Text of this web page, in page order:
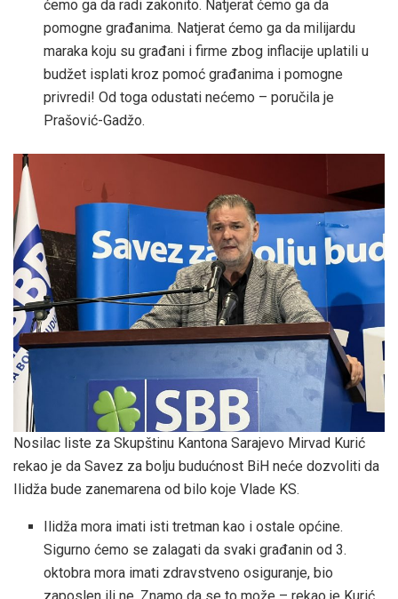
ćemo ga da radi zakonito. Natjerat ćemo ga da
pomogne građanima. Natjerat ćemo ga da milijardu
maraka koju su građani i firme zbog inflacije uplatili u
budžet isplati kroz pomoć građanima i pomogne
privredi! Od toga odustati nećemo – poručila je
Prašović-Gadžo.
Nosilac liste za Skupštinu Kantona Sarajevo Mirvad Kurić
rekao je da Savez za bolju budućnost BiH neće dozvoliti da
Ilidža bude zanemarena od bilo koje Vlade KS.
Ilidža mora imati isti tretman kao i ostale općine.
Sigurno ćemo se zalagati da svaki građanin od 3.
oktobra mora imati zdravstveno osiguranje, bio